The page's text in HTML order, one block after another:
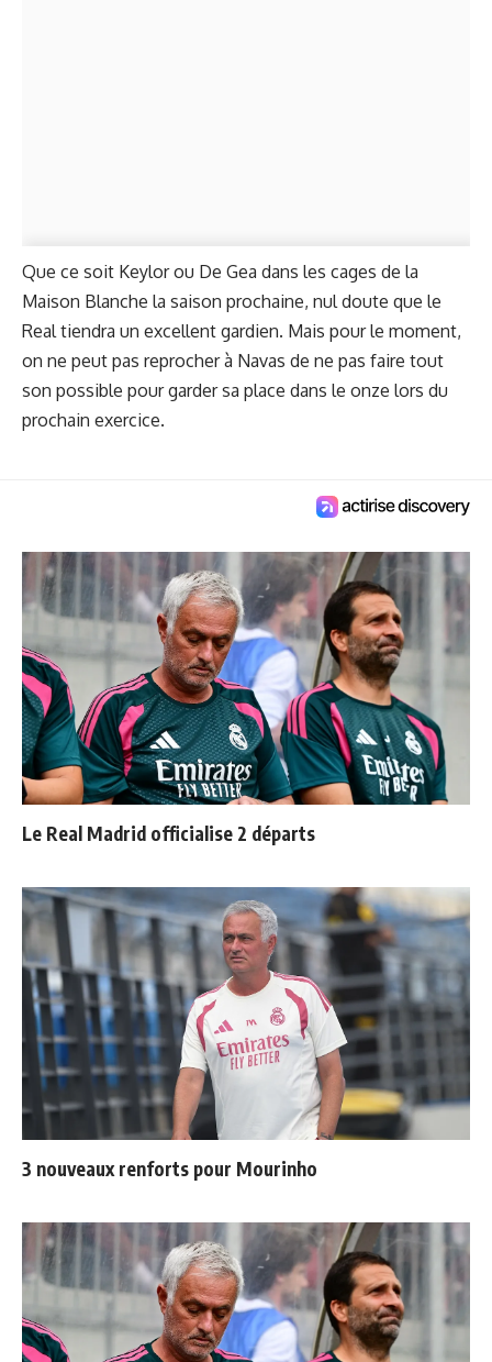
Que ce soit Keylor ou De Gea dans les cages de la
Maison Blanche la saison prochaine, nul doute que le
Real tiendra un excellent gardien. Mais pour le moment,
on ne peut pas reprocher à Navas de ne pas faire tout
son possible pour garder sa place dans le onze lors du
prochain exercice.
Le Real Madrid officialise 2 départs
3 nouveaux renforts pour Mourinho